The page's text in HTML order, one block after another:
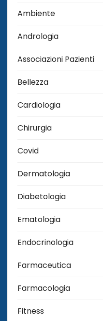
Ambiente
Andrologia
Associazioni Pazienti
Bellezza
Cardiologia
Chirurgia
Covid
Dermatologia
Diabetologia
Ematologia
Endocrinologia
Farmaceutica
Farmacologia
Fitness